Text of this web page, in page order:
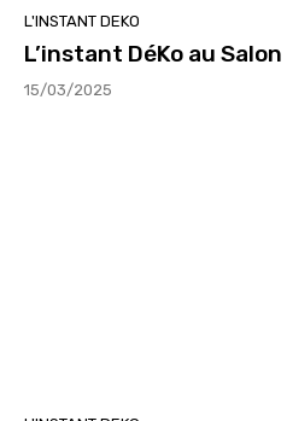
L'INSTANT DEKO
L’instant DéKo au
15/03/2025